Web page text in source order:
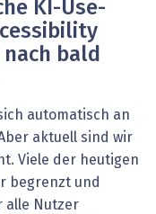
KI-Use-
bald
automatisch an
aktuell sind wir
Viele der heutigen
begrenzt und
alle Nutzer